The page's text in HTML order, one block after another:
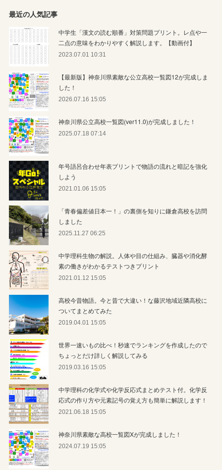
最近の人気記事
中学生「漢文の読む順番」対策問題プリント。レ点や一
二点の意味をわかりやすく解説します。【動画付】
2023.07.01 10:31
【最新版】神奈川県素敵な公立高校一覧図12が完成しま
した！
2026.07.16 15:05
神奈川県公立高校一覧図(ver11.0)が完成しました！
2025.07.18 07:14
年号語呂合わせ年表プリントで物語の流れと暗記を強化
しよう
2021.01.06 15:05
「青春偏差値日本一！」の裏側を知りに鎌倉高校を訪問
しました
2025.11.27 06:25
中学理科生物の解説。人体や目の仕組み、臓器や消化酵
素の働きがわかるテストつきプリント
2021.01.12 15:05
高校今昔物語。今と昔で大違い！な藤沢地域近隣高校に
ついてまとめてみた
2019.04.01 15:05
世界一速いもの比べ！秒速でランキングを作成したので
ちょっとだけ詳しく解説してみる
2019.03.16 15:05
中学理科の化学式や化学反応式まとめテスト付。化学反
応式の作り方や元素記号の覚え方も簡単に解説します！
2021.06.18 15:05
神奈川県素敵な高校一覧図Xが完成しました！
2024.07.19 15:05